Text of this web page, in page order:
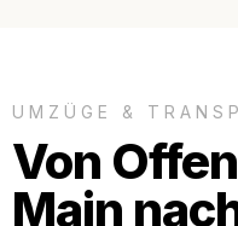
UMZÜGE &
Von
Main